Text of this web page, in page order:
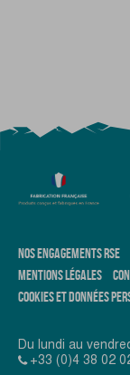
NOS ENGAGEMENTS RSE
MENTIONS LÉGALES
COOKIES ET DONNÉES
Du lundi au
+33 (0)4 38 02